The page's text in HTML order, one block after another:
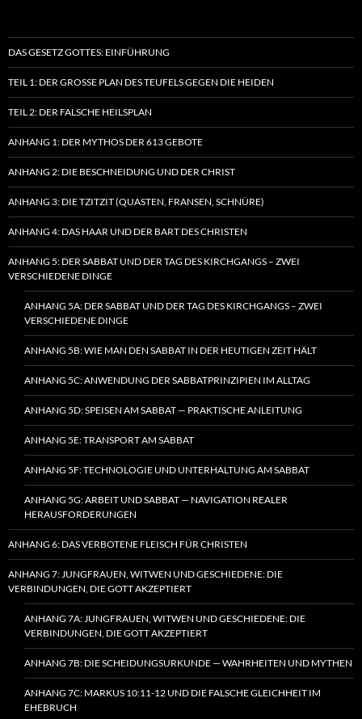
DAS GESETZ GOTTES: EINFÜHRUNG
TEIL 1: DER GROSSE PLAN DES TEUFELS GEGEN DIE HEIDEN
TEIL 2: DER FALSCHE HEILSPLAN
ANHANG 1: DER MYTHOS DER 613 GEBOTE
ANHANG 2: DIE BESCHNEIDUNG UND DER CHRIST
ANHANG 3: DIE TZITZIT (QUASTEN, FRANSEN, SCHNÜRE)
ANHANG 4: DAS HAAR UND DER BART DES CHRISTEN
ANHANG 5: DER SABBAT UND DER TAG DES KIRCHGANGS – ZWEI
VERSCHIEDENE DINGE
ANHANG 5A: DER SABBAT UND DER TAG DES KIRCHGANGS – ZWEI
VERSCHIEDENE DINGE
ANHANG 5B: WIE MAN DEN SABBAT IN DER HEUTIGEN ZEIT HÄLT
ANHANG 5C: ANWENDUNG DER SABBATPRINZIPIEN IM ALLTAG
ANHANG 5D: SPEISEN AM SABBAT — PRAKTISCHE ANLEITUNG
ANHANG 5E: TRANSPORT AM SABBAT
ANHANG 5F: TECHNOLOGIE UND UNTERHALTUNG AM SABBAT
ANHANG 5G: ARBEIT UND SABBAT — NAVIGATION REALER
HERAUSFORDERUNGEN
ANHANG 6: DAS VERBOTENE FLEISCH FÜR CHRISTEN
ANHANG 7: JUNGFRAUEN, WITWEN UND GESCHIEDENE: DIE
VERBINDUNGEN, DIE GOTT AKZEPTIERT
ANHANG 7A: JUNGFRAUEN, WITWEN UND GESCHIEDENE: DIE
VERBINDUNGEN, DIE GOTT AKZEPTIERT
ANHANG 7B: DIE SCHEIDUNGSURKUNDE — WAHRHEITEN UND MYTHEN
ANHANG 7C: MARKUS 10:11-12 UND DIE FALSCHE GLEICHHEIT IM
EHEBRUCH